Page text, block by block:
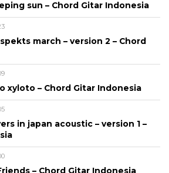
sun – Chord Gitar Indonesia
march – version 2 – Chord
xyloto – Chord Gitar Indonesia
in japan acoustic – version 1 –
– Chord Gitar Indonesia